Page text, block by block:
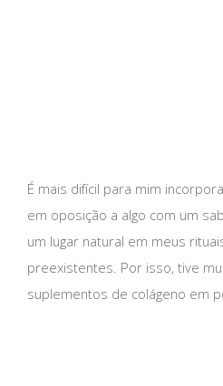
É mais difícil para mim
em oposição a algo com um
um lugar natural em meus
preexistentes. Por isso, tive
suplementos de colágeno em